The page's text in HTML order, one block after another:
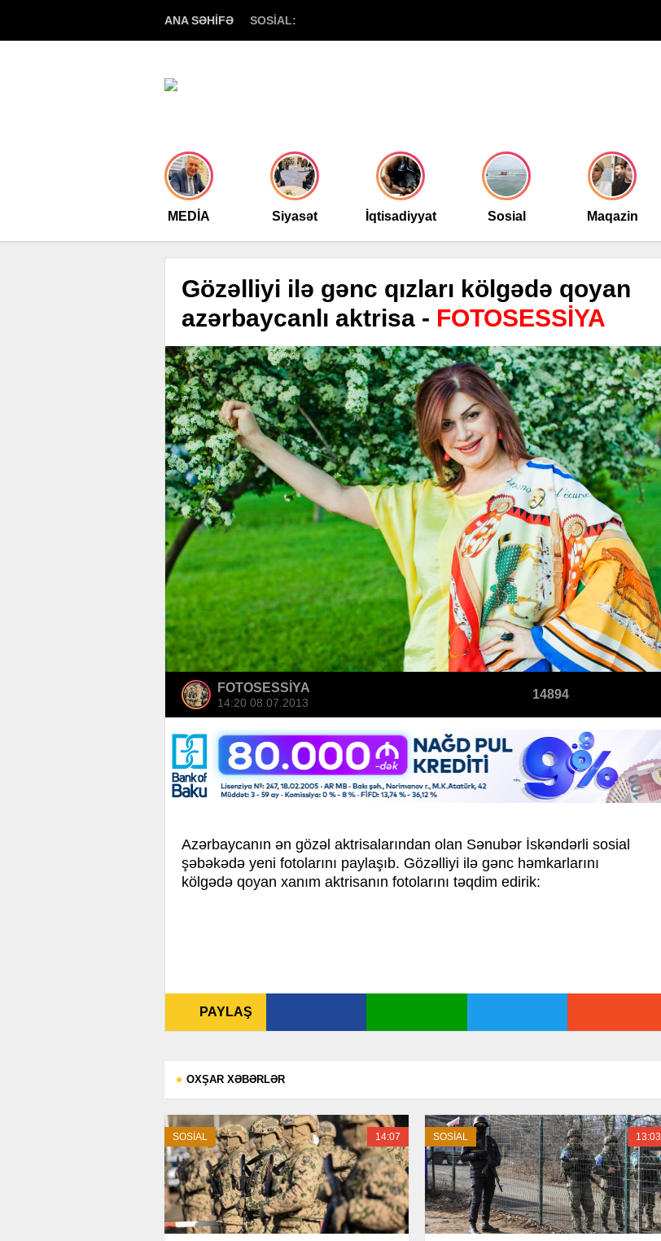
ANA SƏHİFƏ SOSİAL:
MEDİA Siyasət İqtisadiyyat Sosial Maqazin
Gözəlliyi ilə gənc qızları kölgədə qoyan
azərbaycanlı aktrisa - FOTOSESSİYA
FOTOSESSİYA
14:20 08.07.2013
14894
Azərbaycanın ən gözəl aktrisalarından olan Sənubər İskəndərli sosial
şəbəkədə yeni fotolarını paylaşıb. Gözəlliyi ilə gənc həmkarlarını
kölgədə qoyan xanım aktrisanın fotolarını təqdim edirik:
PAYLAŞ
OXŞAR XƏBƏRLƏR
SOSİAL 14:07 SOSİAL 13:03